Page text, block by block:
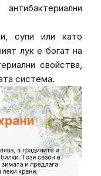
супи или като
лук е богат на
свойства,
система.